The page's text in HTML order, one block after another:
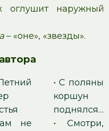
наружный
– «оне», «звезды».
не
•С поляны
коршун
поднялся…
•Смотри,